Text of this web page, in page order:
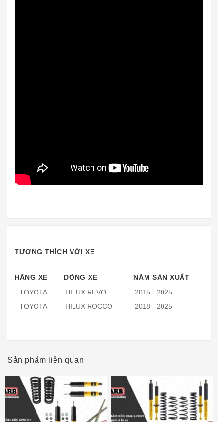
TƯƠNG THÍCH VỚI XE
HÃNG XE DÒNG XE
NĂM SẢN XUẤT
TOYOTA
HILUX REVO
2015 - 2025
TOYOTA
HILUX ROCCO 2018 - 2025
Sản phẩm liên quan